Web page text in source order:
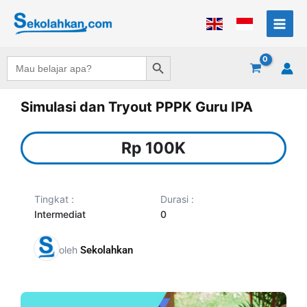
Search
for:
Search Button
Simulasi dan Tryout PPPK Guru IPA
Rp 100K
Tingkat :
Intermediat
Durasi :
0
oleh Sekolahkan